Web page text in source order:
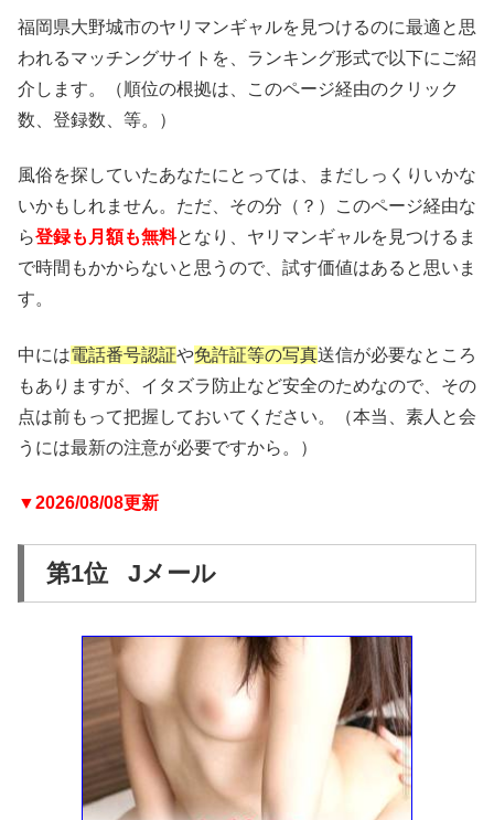
福岡県大野城市のヤリマンギャルを見つけるのに最適と思
われるマッチングサイトを、ランキング形式で以下にご紹
介します。（順位の根拠は、このページ経由のクリック
数、登録数、等。）
風俗を探していたあなたにとっては、まだしっくりいかな
いかもしれません。ただ、その分（？）このページ経由な
ら登録も月額も無料となり、ヤリマンギャルを見つけるま
で時間もかからないと思うので、試す価値はあると思いま
す。
中には電話番号認証や免許証等の写真送信が必要なところ
もありますが、イタズラ防止など安全のためなので、その
点は前もって把握しておいてください。（本当、素人と会
うには最新の注意が必要ですから。）
▼2026/08/08更新
第1位 Jメール